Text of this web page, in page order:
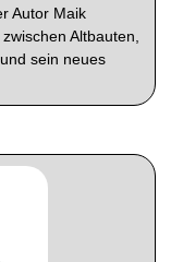
Autor Maik
Altbauten,
sein neues